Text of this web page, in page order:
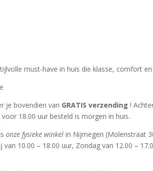
must-have in huis die klasse, comfort
je bovendien van GRATIS verzending!
18.00 uur besteld is morgen in huis.
onze fysieke winkel in Nijmegen (Molenstraat
10.00 – 18.00 uur, Zondag van 12.00 –